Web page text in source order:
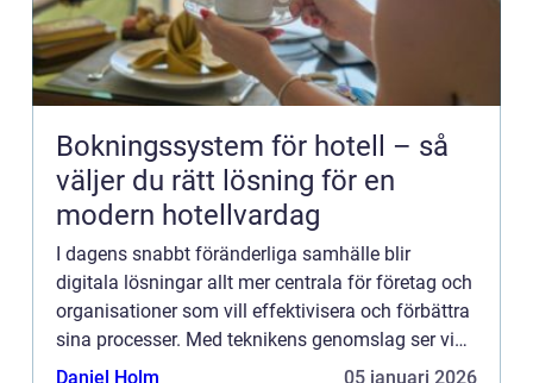
Bokningssystem för hotell – så
väljer du rätt lösning för en
modern hotellvardag
I dagens snabbt föränderliga samhälle blir
digitala lösningar allt mer centrala för företag och
organisationer som vill effektivisera och förbättra
sina processer. Med teknikens genomslag ser vi
en transformati...
Daniel Holm 05 januari 2026